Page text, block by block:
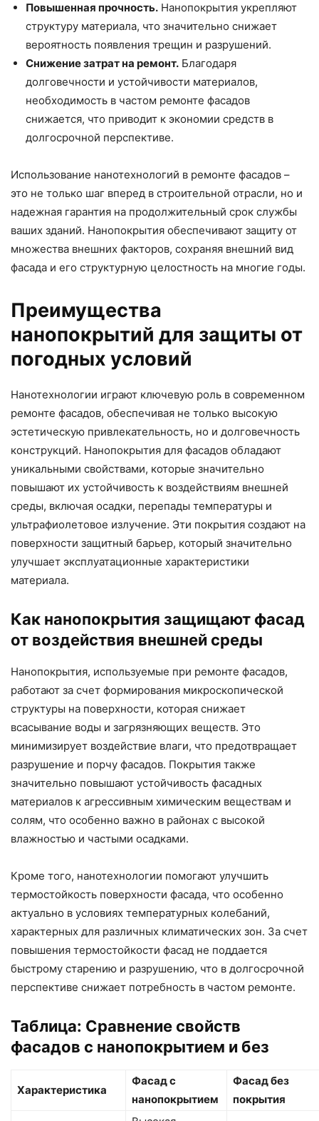
Повышенная прочность. Нанопокрытия укрепляют
структуру материала, что значительно снижает
вероятность появления трещин и разрушений.
Снижение затрат на ремонт. Благодаря
долговечности и устойчивости материалов,
необходимость в частом ремонте фасадов
снижается, что приводит к экономии средств в
долгосрочной перспективе.
Использование нанотехнологий в ремонте фасадов –
это не только шаг вперед в строительной отрасли, но и
надежная гарантия на продолжительный срок службы
ваших зданий. Нанопокрытия обеспечивают защиту от
множества внешних факторов, сохраняя внешний вид
фасада и его структурную целостность на многие годы.
Преимущества
нанопокрытий для защиты от
погодных условий
Нанотехнологии играют ключевую роль в современном
ремонте фасадов, обеспечивая не только высокую
эстетическую привлекательность, но и долговечность
конструкций. Нанопокрытия для фасадов обладают
уникальными свойствами, которые значительно
повышают их устойчивость к воздействиям внешней
среды, включая осадки, перепады температуры и
ультрафиолетовое излучение. Эти покрытия создают на
поверхности защитный барьер, который значительно
улучшает эксплуатационные характеристики
материала.
Как нанопокрытия защищают фасад
от воздействия внешней среды
Нанопокрытия, используемые при ремонте фасадов,
работают за счет формирования микроскопической
структуры на поверхности, которая снижает
всасывание воды и загрязняющих веществ. Это
минимизирует воздействие влаги, что предотвращает
разрушение и порчу фасадов. Покрытия также
значительно повышают устойчивость фасадных
материалов к агрессивным химическим веществам и
солям, что особенно важно в районах с высокой
влажностью и частыми осадками.
Кроме того, нанотехнологии помогают улучшить
термостойкость поверхности фасада, что особенно
актуально в условиях температурных колебаний,
характерных для различных климатических зон. За счет
повышения термостойкости фасад не поддается
быстрому старению и разрушению, что в долгосрочной
перспективе снижает потребность в частом ремонте.
Таблица: Сравнение свойств
фасадов с нанопокрытием и без
Характеристика
Фасад с
нанопокрытием
Фасад без
покрытия